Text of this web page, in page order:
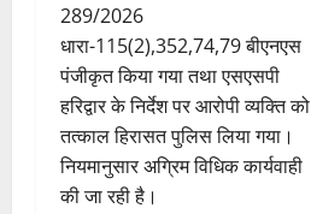
289/2026
धारा-115(2),352,74,79 बीएनएस
पंजीकृत किया गया तथा एसएसपी
हरिद्वार के निर्देश पर आरोपी व्यक्ति को
तत्काल हिरासत पुलिस लिया गया।
नियमानुसार अग्रिम विधिक कार्यवाही
की जा रही है।